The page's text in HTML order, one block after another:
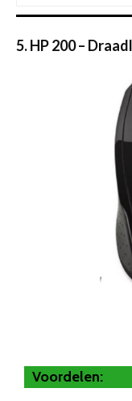
5. HP 200 –
Voordelen: